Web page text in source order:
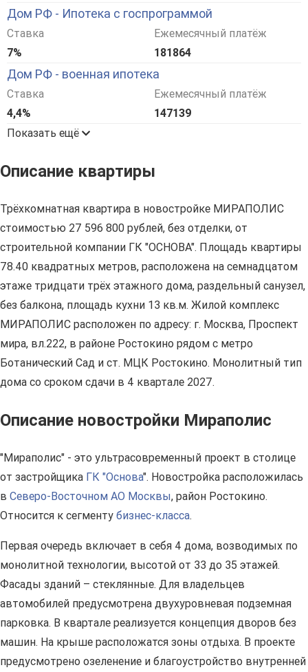
Дом РФ - Ипотека с госпрограммой
Ставка
7%
Ежемесячный платёж
181864
Дом РФ - военная ипотека
Ставка
4,4%
Ежемесячный платёж
147139
Показать ещё
Описание квартиры
Трёхкомнатная квартира в новостройке МИРАПОЛИС
стоимостью 27 596 800 рублей, без отделки, от
строительной компании ГК "ОСНОВА". Площадь квартиры
78.40 квадратных метров, расположена на семнадцатом
этаже тридцати трёх этажного дома, раздельный санузел,
без балкона, площадь кухни 13 кв.м. Жилой комплекс
МИРАПОЛИС расположен по адресу: г. Москва, Проспект
мира, вл.222, в районе Ростокино рядом с метро
Ботанический Сад и ст. МЦК Ростокино. Монолитный тип
дома со сроком сдачи в 4 квартале 2027.
Описание новостройки Мираполис
"Мираполис" - это ультрасовременный проект в столице
от застройщика ГК "Основа". Новостройка расположилась
в Северо-Восточном АО Москвы, район Ростокино.
Относится к сегменту бизнес-класса.
Первая очередь включает в себя 4 дома, возводимых по
монолитной технологии, высотой от 33 до 35 этажей.
Фасады зданий – стеклянные. Для владельцев
автомобилей предусмотрена двухуровневая подземная
парковка. В квартале реализуется концепция дворов без
машин. На крыше расположатся зоны отдыха. В проекте
предусмотрено озеленение и благоустройство внутренней